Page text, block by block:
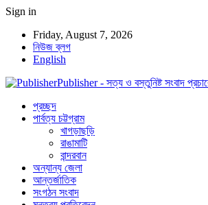
Sign in
Friday, August 7, 2026
নিউজ ব্লগ
English
Publisher - সত্য ও বস্তুনিষ্ট সংবাদ প্রচারে
প্রচ্ছদ
পার্বত্য চট্টগ্রাম
খাগড়াছড়ি
রাঙামাটি
বান্দরবান
অন্যান্য জেলা
আন্তর্জাতিক
সংগঠন সংবাদ